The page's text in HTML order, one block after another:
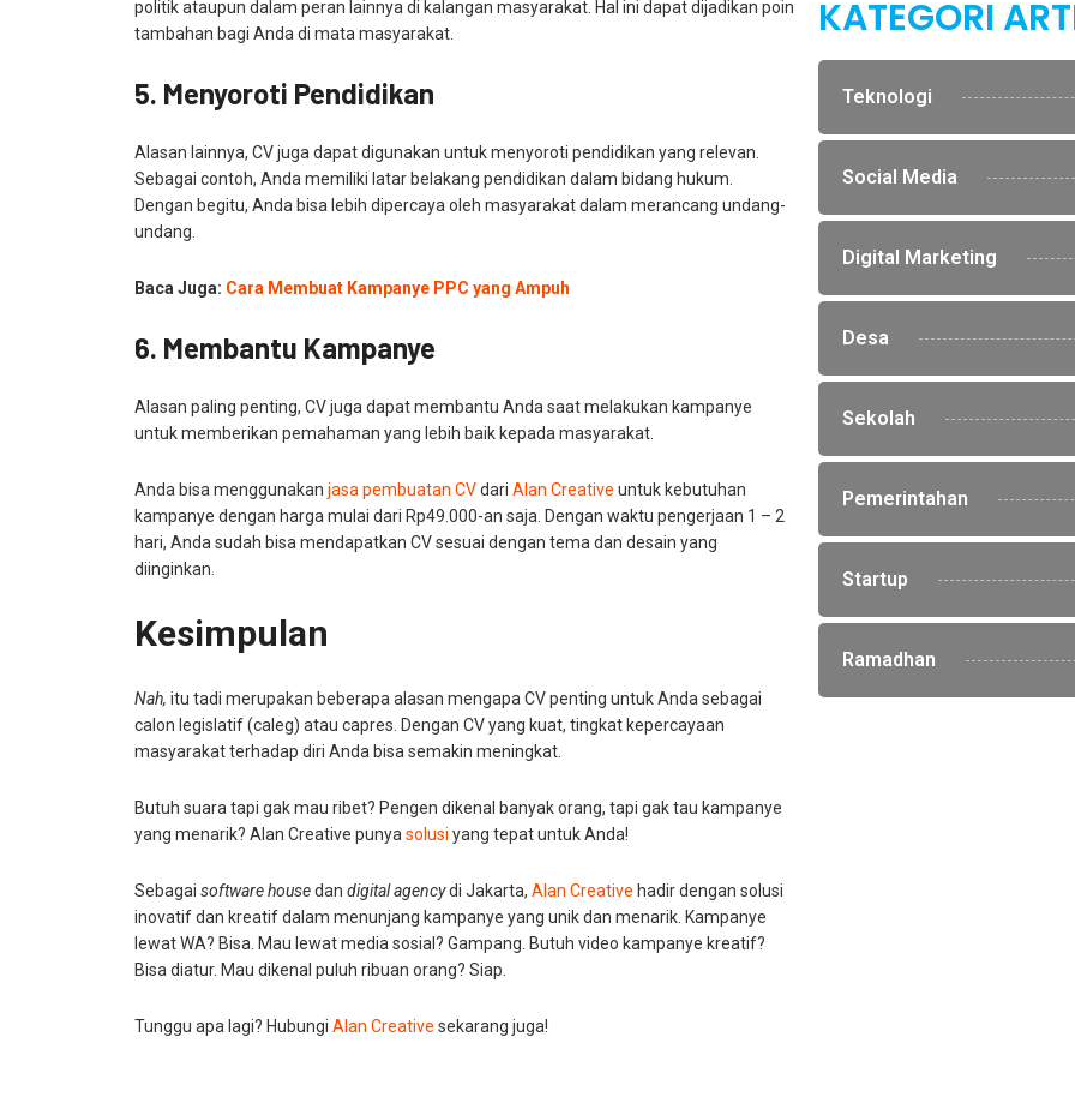
politik ataupun dalam peran lainnya di kalangan masyarakat. Hal ini dapat dijadikan poin
tambahan bagi Anda di mata masyarakat.
5. Menyoroti Pendidikan
Alasan lainnya, CV juga dapat digunakan untuk menyoroti pendidikan yang relevan.
Sebagai contoh, Anda memiliki latar belakang pendidikan dalam bidang hukum.
Dengan begitu, Anda bisa lebih dipercaya oleh masyarakat dalam merancang undang-
undang.
Baca Juga: Cara Membuat Kampanye PPC yang Ampuh
6. Membantu Kampanye
Alasan paling penting, CV juga dapat membantu Anda saat melakukan kampanye
untuk memberikan pemahaman yang lebih baik kepada masyarakat.
Anda bisa menggunakan jasa pembuatan CVdari Alan Creative untuk kebutuhan
kampanye dengan harga mulai dari Rp49.000-an saja. Dengan waktu pengerjaan 1 – 2
hari, Anda sudah bisa mendapatkan CV sesuai dengan tema dan desain yang
diinginkan.
Kesimpulan
Nah, itu tadi merupakan beberapa alasan mengapa CV penting untuk Anda sebagai
calon legislatif (caleg) atau capres. Dengan CV yang kuat, tingkat kepercayaan
masyarakat terhadap diri Anda bisa semakin meningkat.
Butuh suara tapi gak mau ribet? Pengen dikenal banyak orang, tapi gak tau kampanye
yang menarik? Alan Creative punya solusi yang tepat untuk Anda!
Sebagai software housedan digital agencydi Jakarta, Alan Creative hadir dengan solusi
inovatif dan kreatif dalam menunjang kampanye yang unik dan menarik. Kampanye
lewat WA? Bisa. Mau lewat media sosial? Gampang. Butuh video kampanye kreatif?
Bisa diatur. Mau dikenal puluh ribuan orang? Siap.
Tunggu apa lagi? Hubungi Alan Creative sekarang juga!
KATEGORI
Teknologi
Social Media
Digital Marketing
Desa
Sekolah
Pemerintahan
Startup
Ramadhan